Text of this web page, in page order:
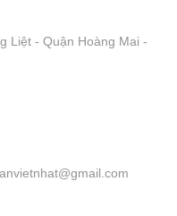
Liệt - Quận Hoàng Mai -